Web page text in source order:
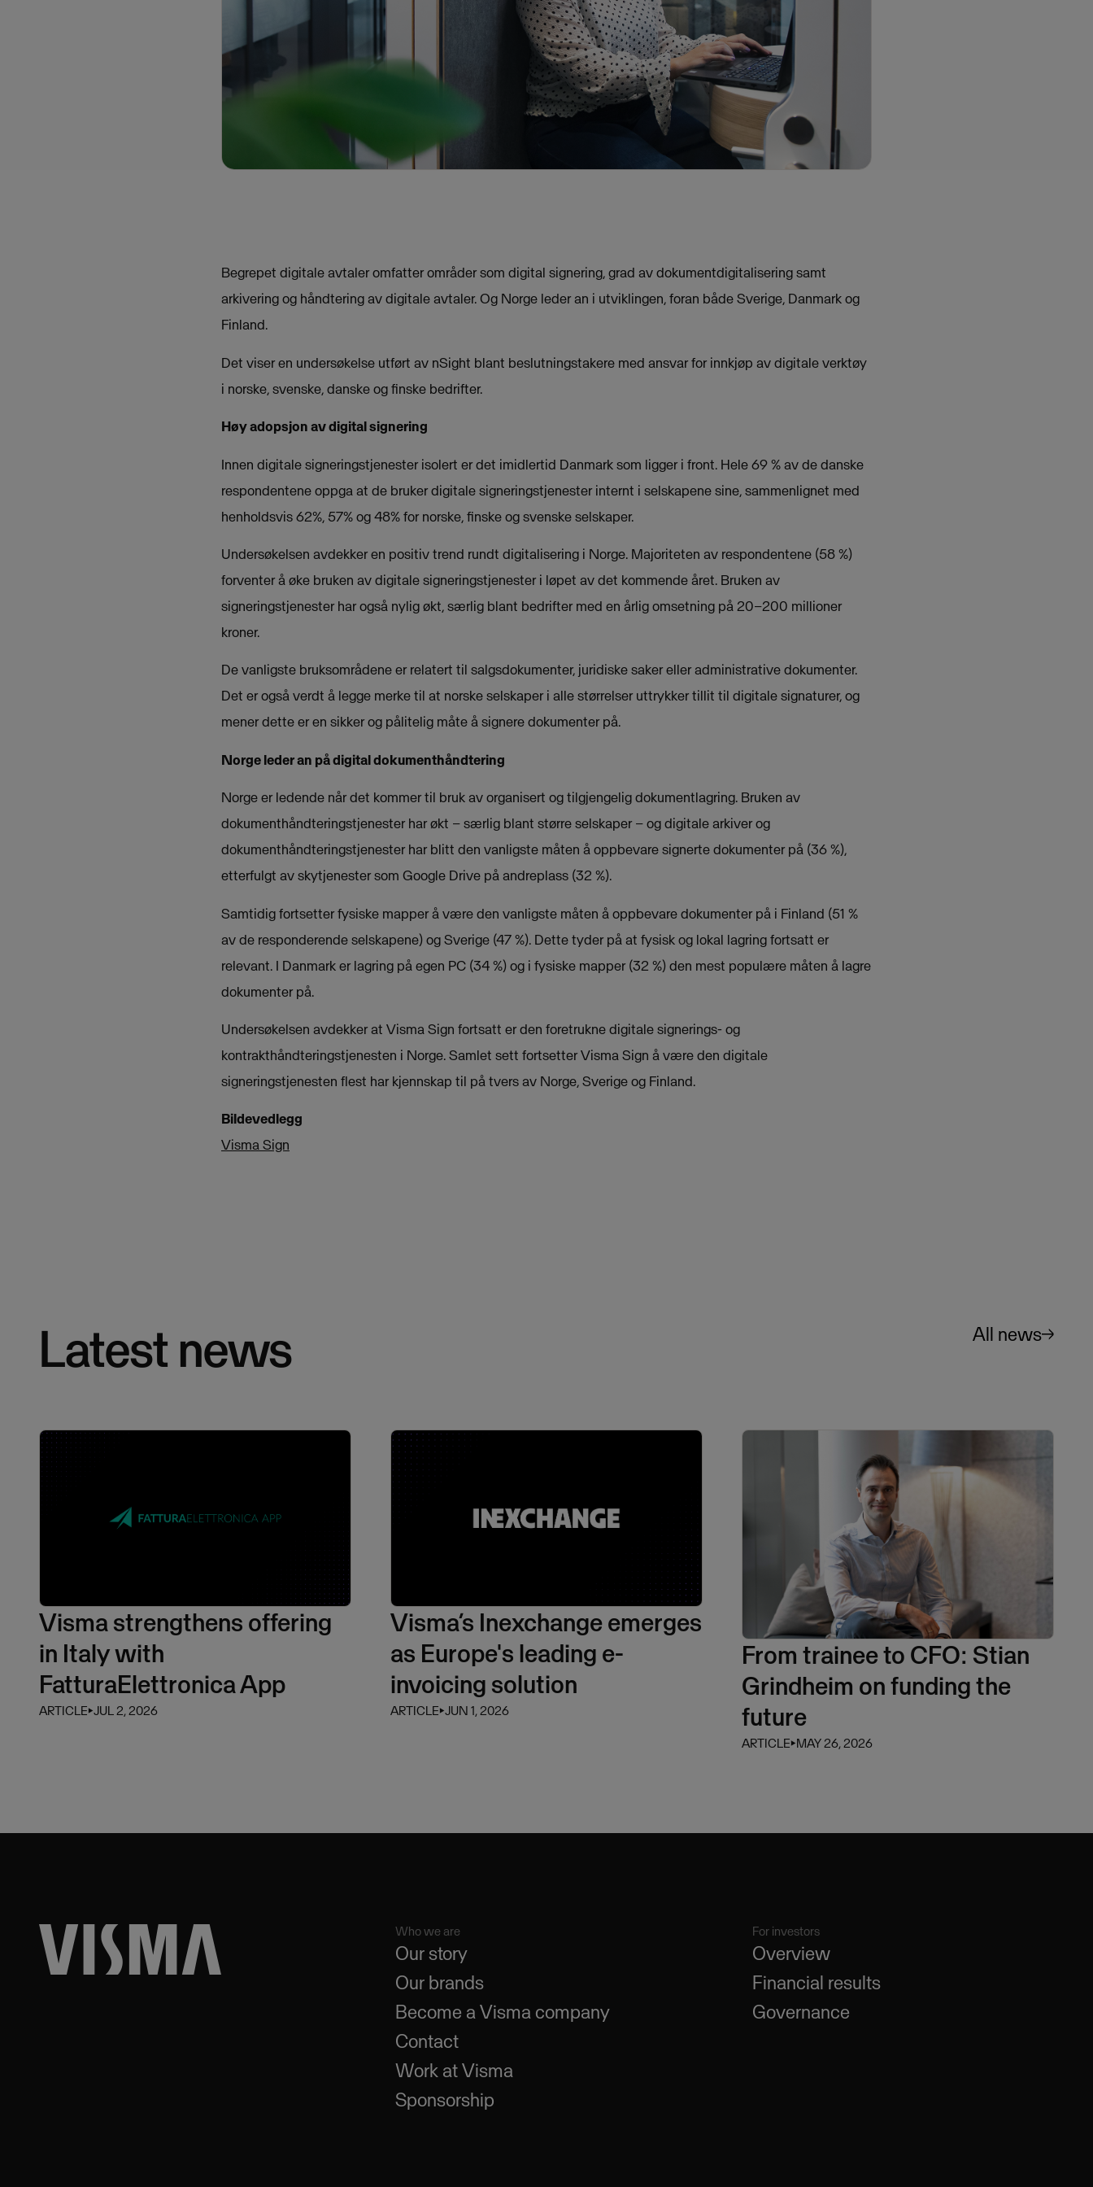
Begrepet digitale avtaler omfatter områder som digital signering, grad av dokumentdigitalisering samt
arkivering og håndtering av digitale avtaler. Og Norge leder an i utviklingen, foran både Sverige, Danmark og
Finland.
Det viser en undersøkelse utført av nSight blant beslutningstakere med ansvar for innkjøp av digitale verktøy
i norske, svenske, danske og finske bedrifter.
Høy adopsjon av digital signering
Innen digitale signeringstjenester isolert er det imidlertid Danmark som ligger i front. Hele 69 % av de danske
respondentene oppga at de bruker digitale signeringstjenester internt i selskapene sine, sammenlignet med
henholdsvis 62%, 57% og 48% for norske, finske og svenske selskaper.
Undersøkelsen avdekker en positiv trend rundt digitalisering i Norge. Majoriteten av respondentene (58 %)
forventer å øke bruken av digitale signeringstjenester i løpet av det kommende året. Bruken av
signeringstjenester har også nylig økt, særlig blant bedrifter med en årlig omsetning på 20–200 millioner
kroner.
De vanligste bruksområdene er relatert til salgsdokumenter, juridiske saker eller administrative dokumenter.
Det er også verdt å legge merke til at norske selskaper i alle størrelser uttrykker tillit til digitale signaturer, og
mener dette er en sikker og pålitelig måte å signere dokumenter på.
Norge leder an på digital dokumenthåndtering
Norge er ledende når det kommer til bruk av organisert og tilgjengelig dokumentlagring. Bruken av
dokumenthåndteringstjenester har økt – særlig blant større selskaper – og digitale arkiver og
dokumenthåndteringstjenester har blitt den vanligste måten å oppbevare signerte dokumenter på (36 %),
etterfulgt av skytjenester som Google Drive på andreplass (32 %).
Samtidig fortsetter fysiske mapper å være den vanligste måten å oppbevare dokumenter på i Finland (51 %
av de responderende selskapene) og Sverige (47 %). Dette tyder på at fysisk og lokal lagring fortsatt er
relevant. I Danmark er lagring på egen PC (34 %) og i fysiske mapper (32 %) den mest populære måten å lagre
dokumenter på.
Undersøkelsen avdekker at Visma Sign fortsatt er den foretrukne digitale signerings- og
kontrakthåndteringstjenesten i Norge. Samlet sett fortsetter Visma Sign å være den digitale
signeringstjenesten flest har kjennskap til på tvers av Norge, Sverige og Finland.
Bildevedlegg
Visma Sign
Latest news All news
Visma strengthens offering
in Italy with
FatturaElettronica App
ARTICLE⏵JUL 2, 2026
Visma’s Inexchange emerges
as Europe's leading e-
invoicing solution
ARTICLE⏵JUN 1, 2026
From trainee to CFO: Stian
Grindheim on funding the
future
ARTICLE⏵MAY 26, 2026
Who we are
Our story
Our brands
Become a Visma company
Contact
Work at Visma
Sponsorship
For investors
Overview
Financial results
Governance